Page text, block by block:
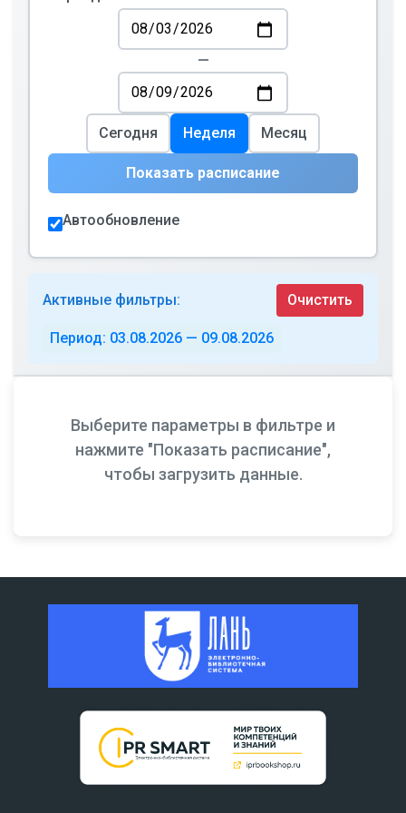
—
Сегодня Неделя Месяц
Показать расписание
Автообновление
Активные фильтры: Очистить
Период: 03.08.2026 — 09.08.2026
Выберите параметры в фильтре и
нажмите "Показать расписание",
чтобы загрузить данные.